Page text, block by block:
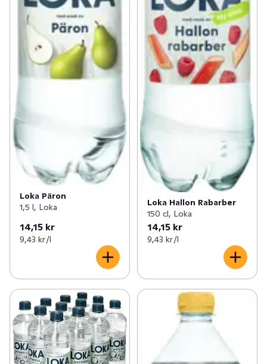
Loka Päron
1,5 l, Loka
14,15 kr
9,43 kr /l
Loka Hallon Rabarber
150 cl, Loka
14,15 kr
9,43 kr /l